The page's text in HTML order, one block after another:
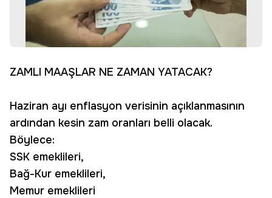
ZAMLI MAAŞLAR NE ZAMAN YATACAK?
Haziran ayı enflasyon verisinin açıklanmasının
ardından kesin zam oranları belli olacak.
Böylece:
SSK emeklileri,
Bağ-Kur emeklileri,
Memur emeklileri